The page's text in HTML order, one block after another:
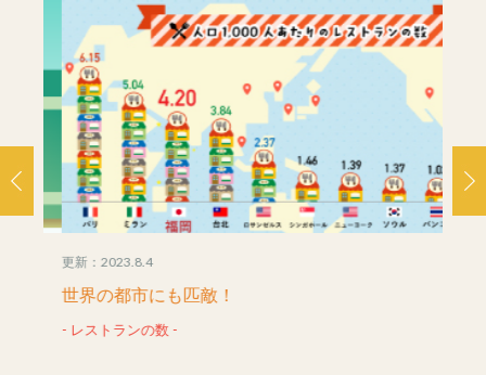
更新：2023.8.4
世界の都市にも匹敵！
- レストランの数 -